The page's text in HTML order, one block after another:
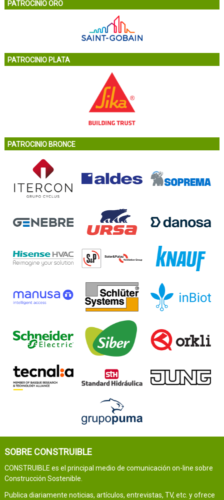
PATROCINIO ORO
PATROCINIO PLATA
PATROCINIO BRONCE
SOBRE CONSTRUIBLE
CONSTRUIBLE es el principal medio de comunicación on-line sobre
Construcción Sostenible.
Publica diariamente noticias, artículos, entrevistas, TV, etc. y ofrece